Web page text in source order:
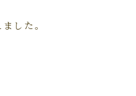
した。